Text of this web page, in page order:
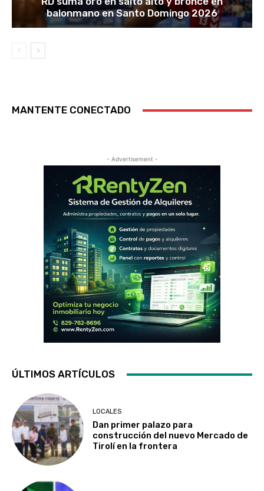
balonmano en Santo Domingo 2026
MANTENTE CONECTADO
- Advertisement -
ÚLTIMOS ARTÍCULOS
LOCALES
Dan primer palazo para
construcción del nuevo Mercado de
Tirolí en la frontera